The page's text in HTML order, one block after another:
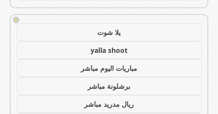
!
يلا شوت
yalla shoot
مباريات اليوم مباشر
برشلونة مباشر
ريال مدريد مباشر